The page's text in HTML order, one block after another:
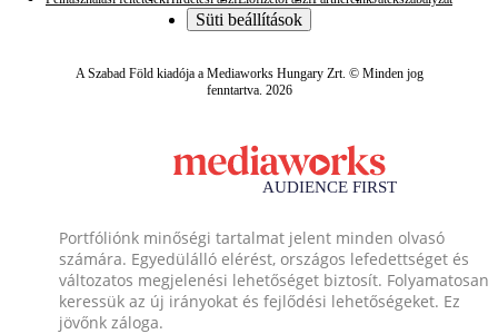
Süti beállítások
A Szabad Föld kiadója a Mediaworks Hungary Zrt. © Minden jog
fenntartva. 2026
Portfóliónk minőségi tartalmat jelent minden olvasó
számára. Egyedülálló elérést, országos lefedettséget és
változatos megjelenési lehetőséget biztosít. Folyamatosan
keressük az új irányokat és fejlődési lehetőségeket. Ez
jövőnk záloga.